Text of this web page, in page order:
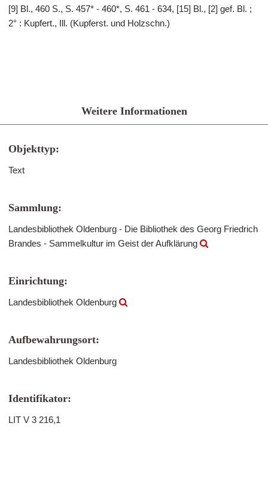
[9] Bl., 460 S., S. 457* - 460*, S. 461 - 634, [15] Bl., [2] gef. Bl. ;
2° : Kupfert., Ill. (Kupferst. und Holzschn.)
Weitere Informationen
Objekttyp:
Text
Sammlung:
Landesbibliothek Oldenburg - Die Bibliothek des Georg Friedrich
Brandes - Sammelkultur im Geist der Aufklärung
Einrichtung:
Landesbibliothek Oldenburg
Aufbewahrungsort:
Landesbibliothek Oldenburg
Identifikator:
LIT V 3 216,1